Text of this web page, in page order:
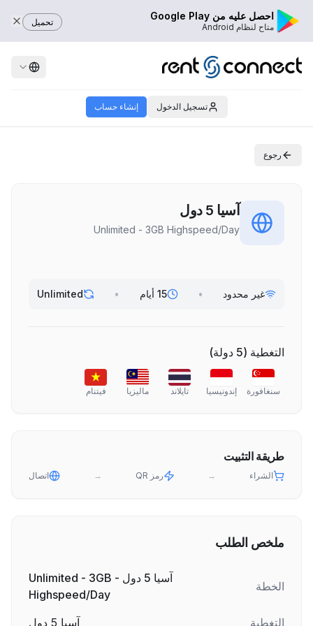
احصل عليه من Google Play
متاح لنظام Android تحميل
تسجيل الدخول إنشاء حساب
رجوع
آسيا 5 دول
Unlimited - 3GB Highspeed/Day
غير محدود • 15 أيام •
Unlimited
التغطية (
5 دولة)
سنغافورة إندونيسيا تايلاند ماليزيا فيتنام
طريقة التثبيت
الشراء → رمز QR → اتصال
ملخص الطلب
الخطة
آسيا 5 دول - Unlimited - 3GB
Highspeed/Day
التغطية
آسيا 5 دول